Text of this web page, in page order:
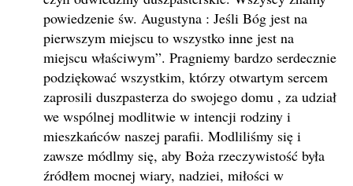
powiedzenie św. Augustyna : Jeśli Bóg jest na
pierwszym miejscu to wszystko inne jest na
miejscu właściwym”. Pragniemy bardzo serdecznie
podziękować wszystkim, którzy otwartym sercem
zaprosili duszpasterza do swojego domu , za udział
we wspólnej modlitwie w intencji rodziny i
mieszkańców naszej parafii. Modliliśmy się i
zawsze módlmy się, aby Boża rzeczywistość była
źródłem mocnej wiary, nadziei, miłości w